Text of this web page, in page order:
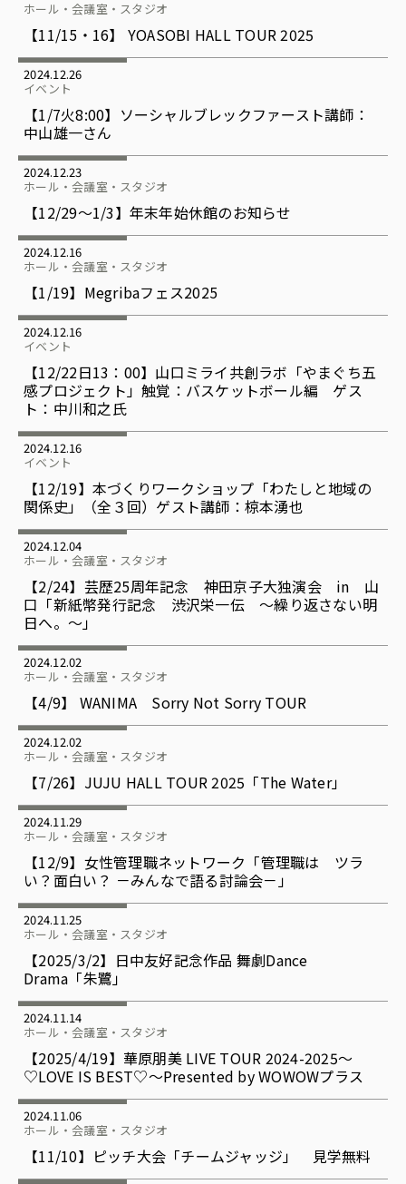
ホール・会議室・スタジオ
【11/15・16】 YOASOBI HALL TOUR 2025
2024.12.26
イベント
【1/7火8:00】ソーシャルブレックファースト講師：
中山雄一さん
2024.12.23
ホール・会議室・スタジオ
【12/29〜1/3】年末年始休館のお知らせ
2024.12.16
ホール・会議室・スタジオ
【1/19】Megribaフェス2025
2024.12.16
イベント
【12/22日13：00】山口ミライ共創ラボ「やまぐち五
感プロジェクト」触覚：バスケットボール編 ゲス
ト：中川和之氏
2024.12.16
イベント
【12/19】本づくりワークショップ「わたしと地域の
関係史」（全３回）ゲスト講師：椋本湧也
2024.12.04
ホール・会議室・スタジオ
【2/24】芸歴25周年記念 神田京子大独演会 in 山
口「新紙幣発行記念 渋沢栄一伝 ～繰り返さない明
日へ。～」
2024.12.02
ホール・会議室・スタジオ
【4/9】 WANIMA Sorry Not Sorry TOUR
2024.12.02
ホール・会議室・スタジオ
【7/26】JUJU HALL TOUR 2025「The Water」
2024.11.29
ホール・会議室・スタジオ
【12/9】女性管理職ネットワーク「管理職は ツラ
い？面白い？ －みんなで語る討論会－」
2024.11.25
ホール・会議室・スタジオ
【2025/3/2】日中友好記念作品 舞劇Dance
Drama「朱鷺」
2024.11.14
ホール・会議室・スタジオ
【2025/4/19】華原朋美 LIVE TOUR 2024-2025～
♡LOVE IS BEST♡～Presented by WOWOWプラス
2024.11.06
ホール・会議室・スタジオ
【11/10】ピッチ大会「チームジャッジ」 見学無料